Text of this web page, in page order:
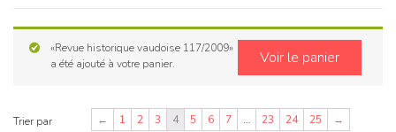
content
Voir le panier
«Revue historique vaudoise 117/2009»
a été ajouté à votre panier.
Trier par ← 1 2 3 4 5 6 7 … 23 24 25 →